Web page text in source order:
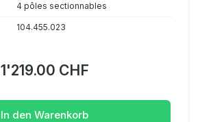
4 pôles sectionnables
104.455.023
1'219.00 CHF
In den Warenkorb